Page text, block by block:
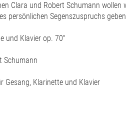
Clara und Robert Schumann wollen
persönlichen Segenszuspruchs
und Klavier op. 70"
Schumann
Gesang, Klarinette und Klavier